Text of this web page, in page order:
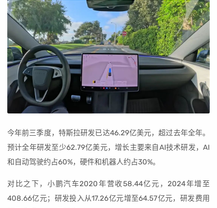
今年前三季度，特斯拉研发已达46.29亿美元，超过去年全年。
预计全年研发至少62.79亿美元，增长主要来自AI技术研发，AI
和自动驾驶约占60%，硬件和机器人约占30%。
对比之下，小鹏汽车2020年营收58.44亿元，2024年增至
408.66亿元；研发投入从17.26亿元增至64.57亿元，研发费用